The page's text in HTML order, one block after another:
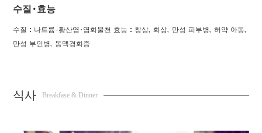
수질·효능
수질：나트륨-황산염·염화물천 효능：창상, 화상, 만성 피부병, 허약 아동,
만성 부인병, 동맥경화증
식사 Breakfase & Dinner